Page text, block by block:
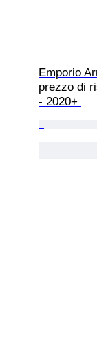
Emporio
prezzo di
- 2020+